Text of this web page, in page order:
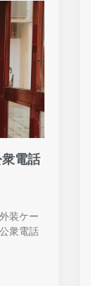
電話
装ケー
衆電話